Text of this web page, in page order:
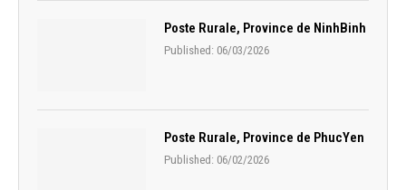
Poste Rurale, Province de NinhBinh
Published: 06/03/2026
Poste Rurale, Province de PhucYen
Published: 06/02/2026